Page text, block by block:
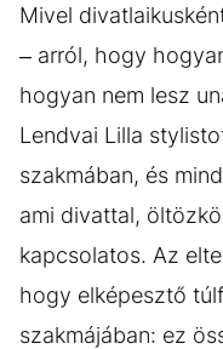
Mivel
– arról, hogy
hogyan nem lesz
Lendvai Lilla
szakmában, és
ami divattal,
kapcsolatos. Az
hogy elképesztő
szakmájában: ez